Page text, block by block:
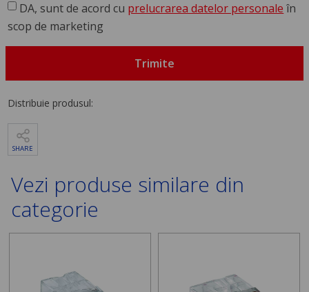
DA, sunt de acord cu prelucrarea datelor personale în
scop de marketing
Trimite
Distribuie produsul:
SHARE
Vezi produse similare din
categorie